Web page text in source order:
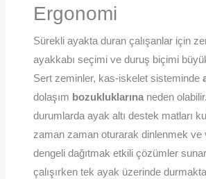
Ergonomi
Sürekli ayakta duran çalışanlar için
ayakkabı seçimi ve duruş biçimi
Sert zeminler, kas-iskelet sisteminde
dolaşım bozukluklarınaneden
durumlarda ayak altı destek matları
zaman zaman oturarak dinlenmek ve
dengeli dağıtmak etkili çözümler
çalışırken tek ayak üzerinde